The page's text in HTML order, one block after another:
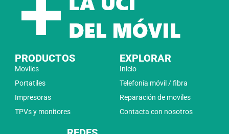
PRODUCTOS
Moviles
Portatiles
Impresoras
TPVs y monitores
EXPLORAR
Inicio
Telefonía móvil / fibra
Reparación de moviles
Contacta con nosotros